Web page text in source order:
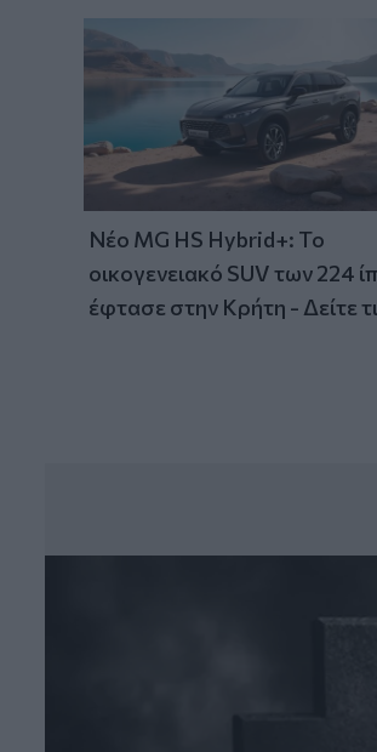
Νέο MG HS Hybrid+: Το
οικογενειακό SUV των 224
έφτασε στην Κρήτη - Δείτε